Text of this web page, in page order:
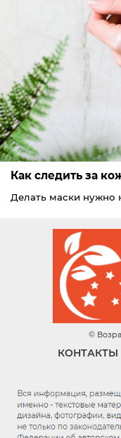
Как следить за
Делать маски нужно
©
КОНТАКТЫ